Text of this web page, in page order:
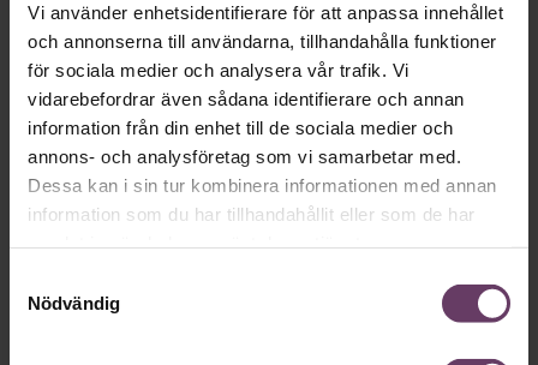
Vi använder enhetsidentifierare för att anpassa innehållet
och annonserna till användarna, tillhandahålla funktioner
för sociala medier och analysera vår trafik. Vi
vidarebefordrar även sådana identifierare och annan
information från din enhet till de sociala medier och
annons- och analysföretag som vi samarbetar med.
Dessa kan i sin tur kombinera informationen med annan
information som du har tillhandahållit eller som de har
Nödvändig
MVH VD
Kan en app som förvandlar
text till korthugget vd-språk – utan
artighetsfraser, men gärna stavfel – vara
vägen för den som vill nå fram till
toppcheferna?
Kommunikation
Publicerad2026-08-07